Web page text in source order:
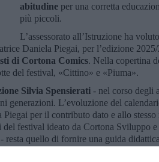
abitudine per una corretta
più piccoli.
L’assessorato all’Istruzione ha
Daniela Piegai, per l’edizione
di Cortona Comics. Nella copertina
del festival, «Cittino» e «Piuma».
Silvia Spensierati - nel corso degli
generazioni. L’evoluzione del
Piegai per il contributo dato e allo
festival ideato da Cortona Sviluppo e
quello di fornire una guida
e arriva fino a casa».